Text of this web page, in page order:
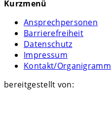
Kurzmenü
Ansprechpersonen
Barrierefreiheit
Datenschutz
Impressum
Kontakt/Organigramm
bereitgestellt von: